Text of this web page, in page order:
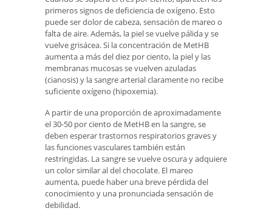
primeros signos de deficiencia de oxígeno. Esto
puede ser dolor de cabeza, sensación de mareo o
falta de aire. Además, la piel se vuelve pálida y se
vuelve grisácea. Si la concentración de MetHB
aumenta a más del diez por ciento, la piel y las
membranas mucosas se vuelven azuladas
(cianosis) y la sangre arterial claramente no recibe
suficiente oxígeno (hipoxemia).
A partir de una proporción de aproximadamente
el 30-50 por ciento de MetHB en la sangre, se
deben esperar trastornos respiratorios graves y
las funciones vasculares también están
restringidas. La sangre se vuelve oscura y adquiere
un color similar al del chocolate. El mareo
aumenta, puede haber una breve pérdida del
conocimiento y una pronunciada sensación de
debilidad.